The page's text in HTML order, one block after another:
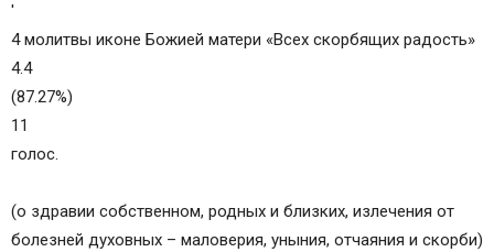
'
4 молитвы иконе Божией матери «Всех скорбящих радость»
4.4
(87.27%)
11
голос.
(о здравии собственном, родных и близких, излечения от
болезней духовных – маловерия, уныния, отчаяния и скорби)